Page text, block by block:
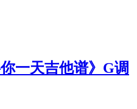
一天吉他谱》G调